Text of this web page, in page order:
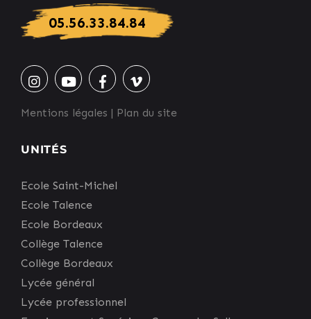
05.56.33.84.84
Mentions légales | Plan du site
UNITÉS
Ecole Saint-Michel
Ecole Talence
Ecole Bordeaux
Collège Talence
Collège Bordeaux
Lycée général
Lycée professionnel